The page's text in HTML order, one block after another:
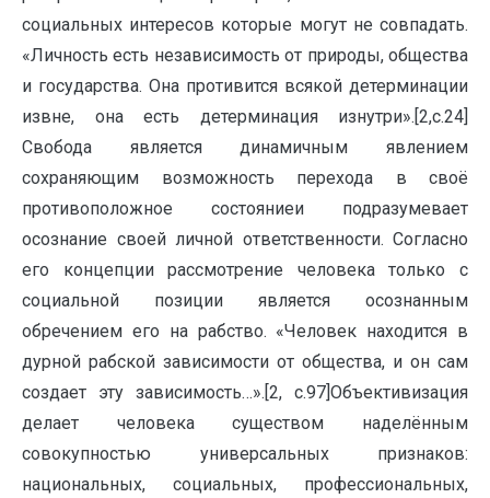
социальных интересов которые могут не совпадать.
«Личность есть независимость от природы, общества
и государства. Она противится всякой детерминации
извне, она есть детерминация изнутри».[2,с.24]
Свобода является динамичным явлением
сохраняющим возможность перехода в своё
противоположное состояниеи подразумевает
осознание своей личной ответственности. Согласно
его концепции рассмотрение человека только с
социальной позиции является осознанным
обречением его на рабство. «Человек находится в
дурной рабской зависимости от общества, и он сам
создает эту зависимость…».[2, с.97]Объективизация
делает человека существом наделённым
совокупностью универсальных признаков:
национальных, социальных, профессиональных,